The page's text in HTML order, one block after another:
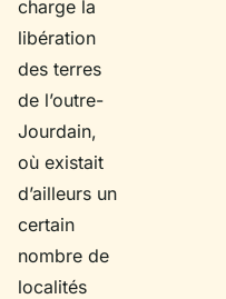
charge la
libération
des terres
de l’outre-
Jourdain,
où existait
d’ailleurs un
certain
nombre de
localités